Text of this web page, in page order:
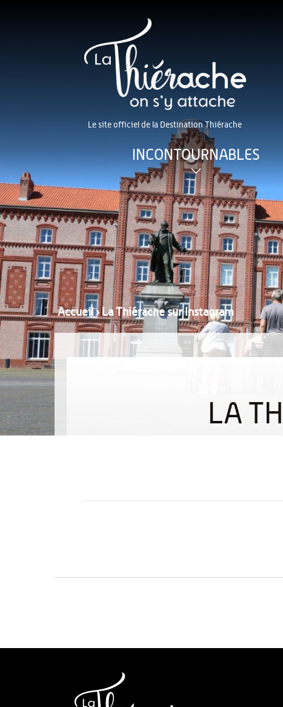
Le site officiel de la Destination Thiérache
INCONTOURNABLES
Accueil›La Thiérache sur Instagram
LA